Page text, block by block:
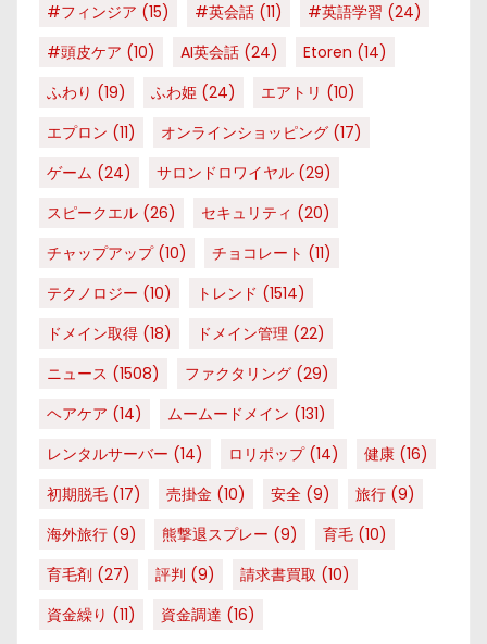
#フィンジア (15) #英会話 (11) #英語学習 (24)
#頭皮ケア (10) AI英会話 (24) Etoren (14)
ふわり (19) ふわ姫 (24) エアトリ (10)
エプロン (11) オンラインショッピング (17)
ゲーム (24) サロンドロワイヤル (29)
スピークエル (26) セキュリティ (20)
チャップアップ(10) チョコレート (11)
テクノロジー (10) トレンド (1514)
ドメイン取得 (18) ドメイン管理 (22)
ニュース (1508) ファクタリング (29)
ヘアケア (14) ムームードメイン (131)
レンタルサーバー (14) ロリポップ(14) 健康 (16)
初期脱毛 (17) 売掛金 (10) 安全 (9) 旅行 (9)
海外旅行 (9) 熊撃退スプレー (9) 育毛 (10)
育毛剤 (27) 評判 (9) 請求書買取 (10)
資金繰り (11) 資金調達 (16)